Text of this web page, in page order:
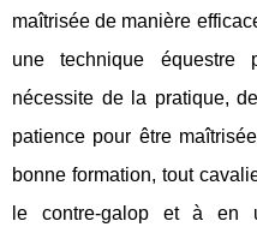
maîtrisée de manière
une technique équestre
nécessite de la pratique,
patience pour être
bonne formation, tout
le contre-galop et à en